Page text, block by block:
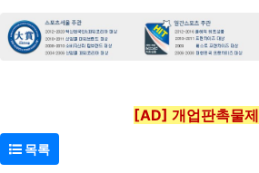
[AD] 개업판촉물
목록